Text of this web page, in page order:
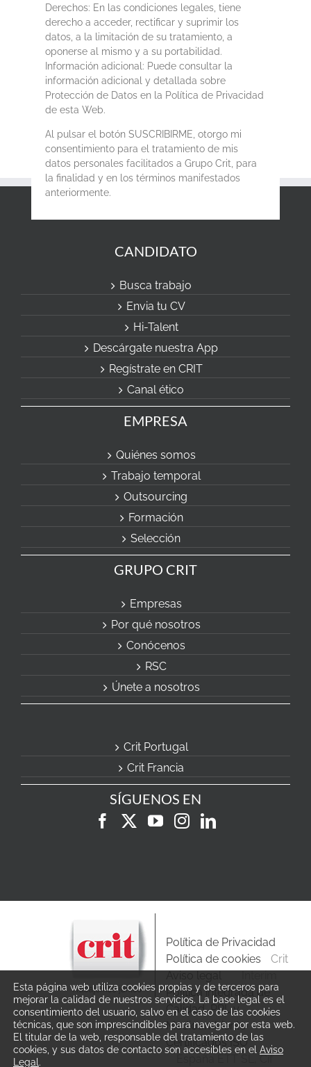
Derechos: En las condiciones legales, tiene
derecho a acceder, rectificar y suprimir los
datos, a la limitación de su tratamiento, a
oponerse al mismo y a su portabilidad.
Información adicional: Puede consultar la
información adicional y detallada sobre
Protección de Datos en la Política de Privacidad
de esta Web.
Al pulsar el botón SUSCRIBIRME, otorgo mi
consentimiento para el tratamiento de mis
datos personales facilitados a Grupo Crit, para
la finalidad y en los términos manifestados
anteriormente.
CANDIDATO
Busca trabajo
Envia tu CV
Hi-Talent
Descárgate nuestra App
Regístrate en CRIT
Canal ético
EMPRESA
Quiénes somos
Trabajo temporal
Outsourcing
Formación
Selección
GRUPO CRIT
Empresas
Por qué nosotros
Conócenos
RSC
Únete a nosotros
Crit Portugal
Crit Francia
SÍGUENOS EN
Política de Privacidad
Política de cookies
Política integrada de
Calidad, PRL y
Medioambiente
Certificados ISO
Crit
Esta página web utiliza cookies propias y de terceros para
mejorar la calidad de nuestros servicios. La base legal es el
consentimiento del usuario, salvo en el caso de las cookies
técnicas, que son imprescindibles para navegar por esta web.
El titular de la web, responsable del tratamiento de las
cookies, y sus datos de contacto son accesibles en el Aviso
Legal .